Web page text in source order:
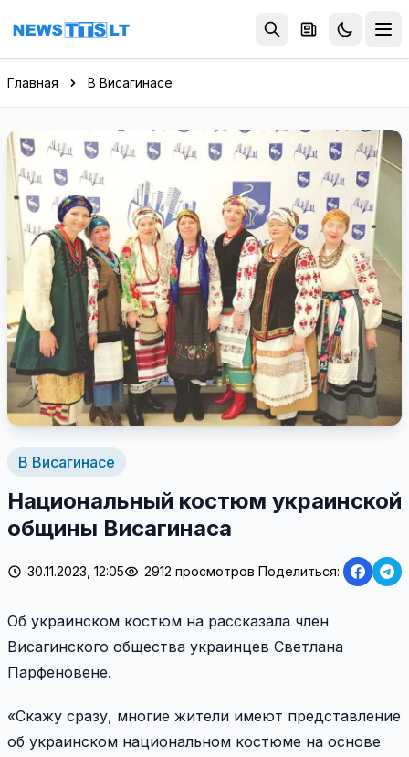
Перейти к содержимому
Главная В Висагинасе
В Висагинасе
Национальный костюм украинской
общины Висагинаса
30.11.2023, 12:05 2912 просмотров Поделиться:
Об украинском костюм на рассказала член
Висагинского общества украинцев Светлана
Парфеновене.
«Скажу сразу, многие жители имеют представление
об украинском национальном костюме на основе